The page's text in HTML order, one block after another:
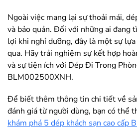
Ngoài việc mang lại sự thoải mái,
và bảo quản. Đối với những ai đang
lợi khi nghỉ dưỡng, đây là một sự
qua. Hãy trải nghiệm sự kết hợp
và sự tiện ích với Dép Đi Trong
BLM002500XNH.
Để biết thêm thông tin chi tiết về
đánh giá từ người dùng, bạn có thể
khám phá 5 dép khách sạn cao cấp